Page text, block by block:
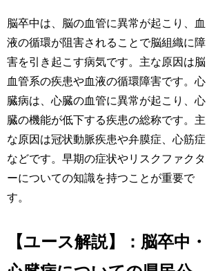
脳卒中は、脳の血管に異常が起こり、血
液の循環が阻害されることで脳組織に障
害を引き起こす病気です。主な原因は脳
血管系の疾患や血液の循環障害です。心
臓病は、心臓の血管に異常が起こり、心
臓の機能が低下する疾患の総称です。主
な原因は冠状動脈疾患や弁膜症、心筋症
などです。早期の症状やリスクファクタ
ーについての知識を持つことが重要で
す。
【ユース解説】：脳卒中・